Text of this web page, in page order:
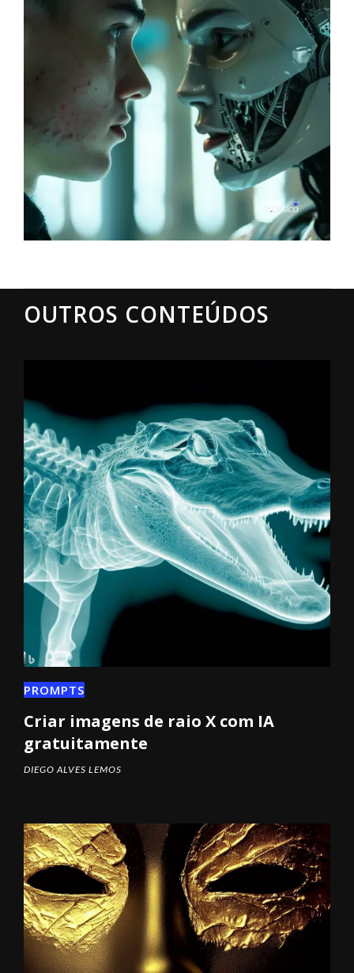
OUTROS CONTEÚDOS
PROMPTS
Criar imagens de raio X com IA
gratuitamente
DIEGO ALVES LEMOS